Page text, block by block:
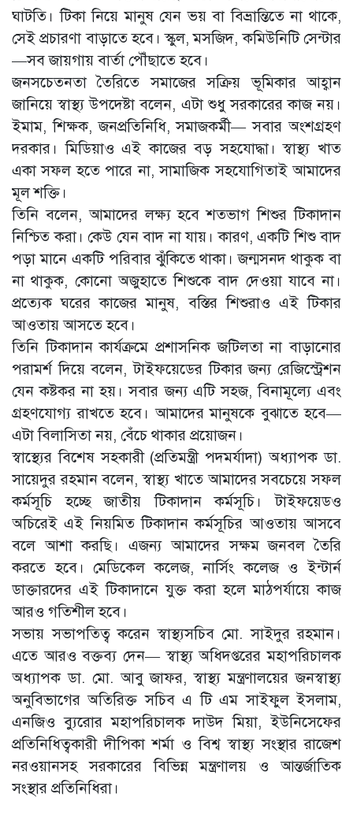
ঘাটতি। টিকা নিয়ে মানুষ যেন ভয় বা বিভ্রান্তিতে না থাকে,
সেই প্রচারণা বাড়াতে হবে। স্কুল, মসজিদ, কমিউনিটি সেন্টার
—সব জায়গায় বার্তা পৌঁছাতে হবে।
জনসচেতনতা তৈরিতে সমাজের সক্রিয় ভূমিকার আহ্বান
জানিয়ে স্বাস্থ্য উপদেষ্টা বলেন, এটা শুধু সরকারের কাজ নয়।
ইমাম, শিক্ষক, জনপ্রতিনিধি, সমাজকর্মী— সবার অংশগ্রহণ
দরকার। মিডিয়াও এই কাজের বড় সহযোদ্ধা। স্বাস্থ্য খাত
একা সফল হতে পারে না, সামাজিক সহযোগিতাই আমাদের
মূল শক্তি।
তিনি বলেন, আমাদের লক্ষ্য হবে শতভাগ শিশুর টিকাদান
নিশ্চিত করা। কেউ যেন বাদ না যায়। কারণ, একটি শিশু বাদ
পড়া মানে একটি পরিবার ঝুঁকিতে থাকা। জন্মসনদ থাকুক বা
না থাকুক, কোনো অজুহাতে শিশুকে বাদ দেওয়া যাবে না।
প্রত্যেক ঘরের কাজের মানুষ, বস্তির শিশুরাও এই টিকার
আওতায় আসতে হবে।
তিনি টিকাদান কার্যক্রমে প্রশাসনিক জটিলতা না বাড়ানোর
পরামর্শ দিয়ে বলেন, টাইফয়েডের টিকার জন্য রেজিস্ট্রেশন
যেন কষ্টকর না হয়। সবার জন্য এটি সহজ, বিনামূল্যে এবং
গ্রহণযোগ্য রাখতে হবে। আমাদের মানুষকে বুঝাতে হবে—
এটা বিলাসিতা নয়, বেঁচে থাকার প্রয়োজন।
স্বাস্থ্যের বিশেষ সহকারী (প্রতিমন্ত্রী পদমর্যাদা) অধ্যাপক ডা.
সায়েদুর রহমান বলেন, স্বাস্থ্য খাতে আমাদের সবচেয়ে সফল
কর্মসূচি হচ্ছে জাতীয় টিকাদান কর্মসূচি। টাইফয়েডও
অচিরেই এই নিয়মিত টিকাদান কর্মসূচির আওতায় আসবে
বলে আশা করছি। এজন্য আমাদের সক্ষম জনবল তৈরি
করতে হবে। মেডিকেল কলেজ, নার্সিং কলেজ ও ইন্টার্ন
ডাক্তারদের এই টিকাদানে যুক্ত করা হলে মাঠপর্যায়ে কাজ
আরও গতিশীল হবে।
সভায় সভাপতিত্ব করেন স্বাস্থ্যসচিব মো. সাইদুর রহমান।
এতে আরও বক্তব্য দেন— স্বাস্থ্য অধিদপ্তরের মহাপরিচালক
অধ্যাপক ডা. মো. আবু জাফর, স্বাস্থ্য মন্ত্রণালয়ের জনস্বাস্থ্য
অনুবিভাগের অতিরিক্ত সচিব এ টি এম সাইফুল ইসলাম,
এনজিও ব্যুরোর মহাপরিচালক দাউদ মিয়া, ইউনিসেফের
প্রতিনিধিত্বকারী দীপিকা শর্মা ও বিশ্ব স্বাস্থ্য সংস্থার রাজেশ
নরওয়ানসহ সরকারের বিভিন্ন মন্ত্রণালয় ও আন্তর্জাতিক
সংস্থার প্রতিনিধিরা।